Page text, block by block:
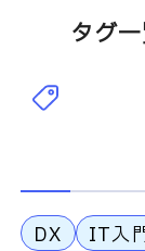
タグ
DX IT入